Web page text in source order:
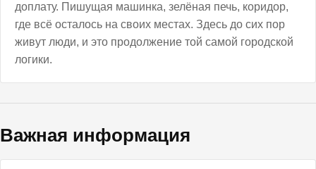
доплату. Пишущая машинка, зелёная печь, коридор,
где всё осталось на своих местах. Здесь до сих пор
живут люди, и это продолжение той самой городской
логики.
Важная информация